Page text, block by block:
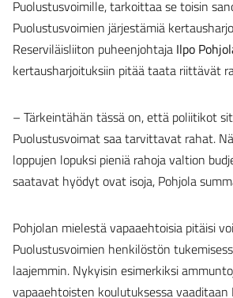
Puolustusvoimille, tarkoittaa se toisin
Puolustusvoimien järjestämiä
Reserviläisliiton puheenjohtaja Ilpo
kertausharjoituksiin pitää taata riittävät
– Tärkeintähän tässä on, että poliitikot
Puolustusvoimat saa tarvittavat rahat.
loppujen lopuksi pieniä rahoja valtion
saatavat hyödyt ovat isoja, Pohjola
Pohjolan mielestä vapaaehtoisia pitäisi
Puolustusvoimien henkilöstön
laajemmin. Nykyisin esimerkiksi
vapaaehtoisten koulutuksessa vaaditaan